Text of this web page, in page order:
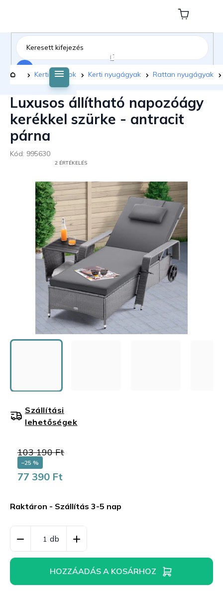
tartalomhoz
Kosár
Kezdőlap
Kerti bútorok Kerti nyugágyak Rattan nyugágyak
Luxusos állítható napozóágy
kerékkel szürke - antracit
párna
Kód: 995630
ÉRTÉKELÉSE
CSILLAG.
2 ÉRTÉKELÉS
103 190 Ft
–25 %
77 390 Ft
Raktáron - Szállítás 3-5 nap
Szállítási
lehetőségek
HOZZÁADÁS A KOSÁRHOZ